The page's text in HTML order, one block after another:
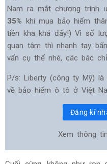
Nam ra mắt chương trình
35% khi mua bảo hiểm
tiền kha khá đấy!) Vì số
quan tâm thì nhanh tay
vấn cụ thể nhé, các bác
P/s: Liberty (công ty Mỹ)
về bảo hiểm ô tô ở Việt
Đăng kí
Xem thông